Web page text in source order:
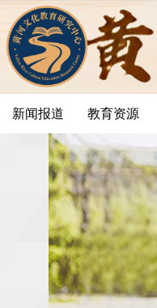
新闻报道 教育资源